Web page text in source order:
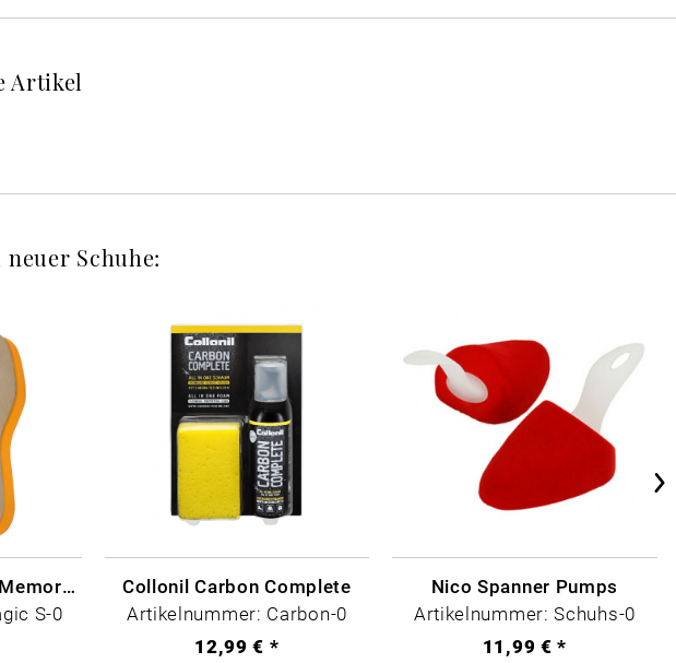
Artikel
Schuhe:
Pedag Magic Step - Memory Schaum
S-0
Collonil Carbon Complete
Artikelnummer: Carbon-0
12,99 € *
Nico Spanner Pumps
Artikelnummer: Schuhs-0
11,99 € *